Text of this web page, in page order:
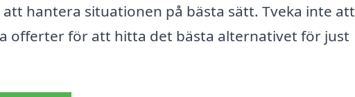
hantera situationen på bästa sätt. Tveka inte att
offerter för att hitta det bästa alternativet för just